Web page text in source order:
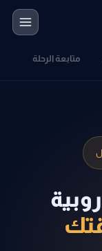
متابعة الرحلة